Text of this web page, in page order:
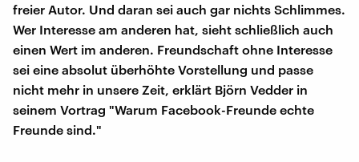
freier Autor. Und daran sei auch gar nichts Schlimmes.
Wer Interesse am anderen hat, sieht schließlich auch
einen Wert im anderen. Freundschaft ohne Interesse
sei eine absolut überhöhte Vorstellung und passe
nicht mehr in unsere Zeit, erklärt Björn Vedder in
seinem Vortrag "Warum Facebook-Freunde echte
Freunde sind."